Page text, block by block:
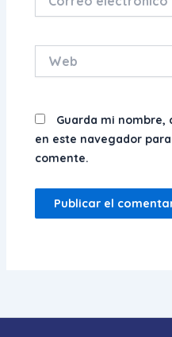
electrónico*
Guarda mi
en este navegador
comente.